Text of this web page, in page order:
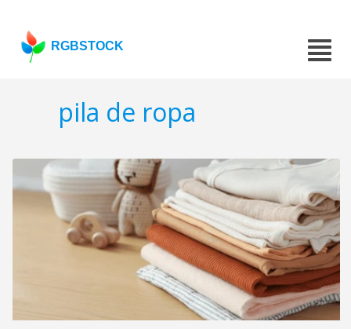
RGBSTOCK
pila de ropa